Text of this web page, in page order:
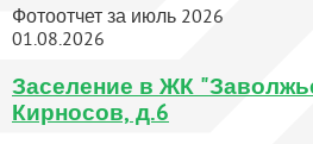
Фотоотчет за июль 2026
01.08.2026
Заселение в ЖК
Кирносов, д.6